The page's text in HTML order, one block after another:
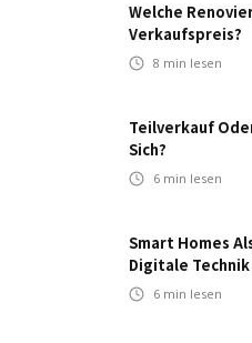
Welche
Verkaufspreis?
8 min lesen
Teilverkauf
Sich?
6 min lesen
Smart Homes
Digitale
6 min lesen